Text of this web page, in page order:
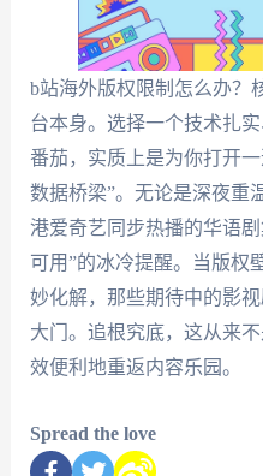
b站海外版权限制怎么办？
台本身。选择一个技术扎
番茄，实质上是为你打开
数据桥梁”。无论是深夜重
港爱奇艺同步热播的华语
可用”的冰冷提醒。当版权
妙化解，那些期待中的影
大门。追根究底，这从来
效便利地重返内容乐园。
Spread the love